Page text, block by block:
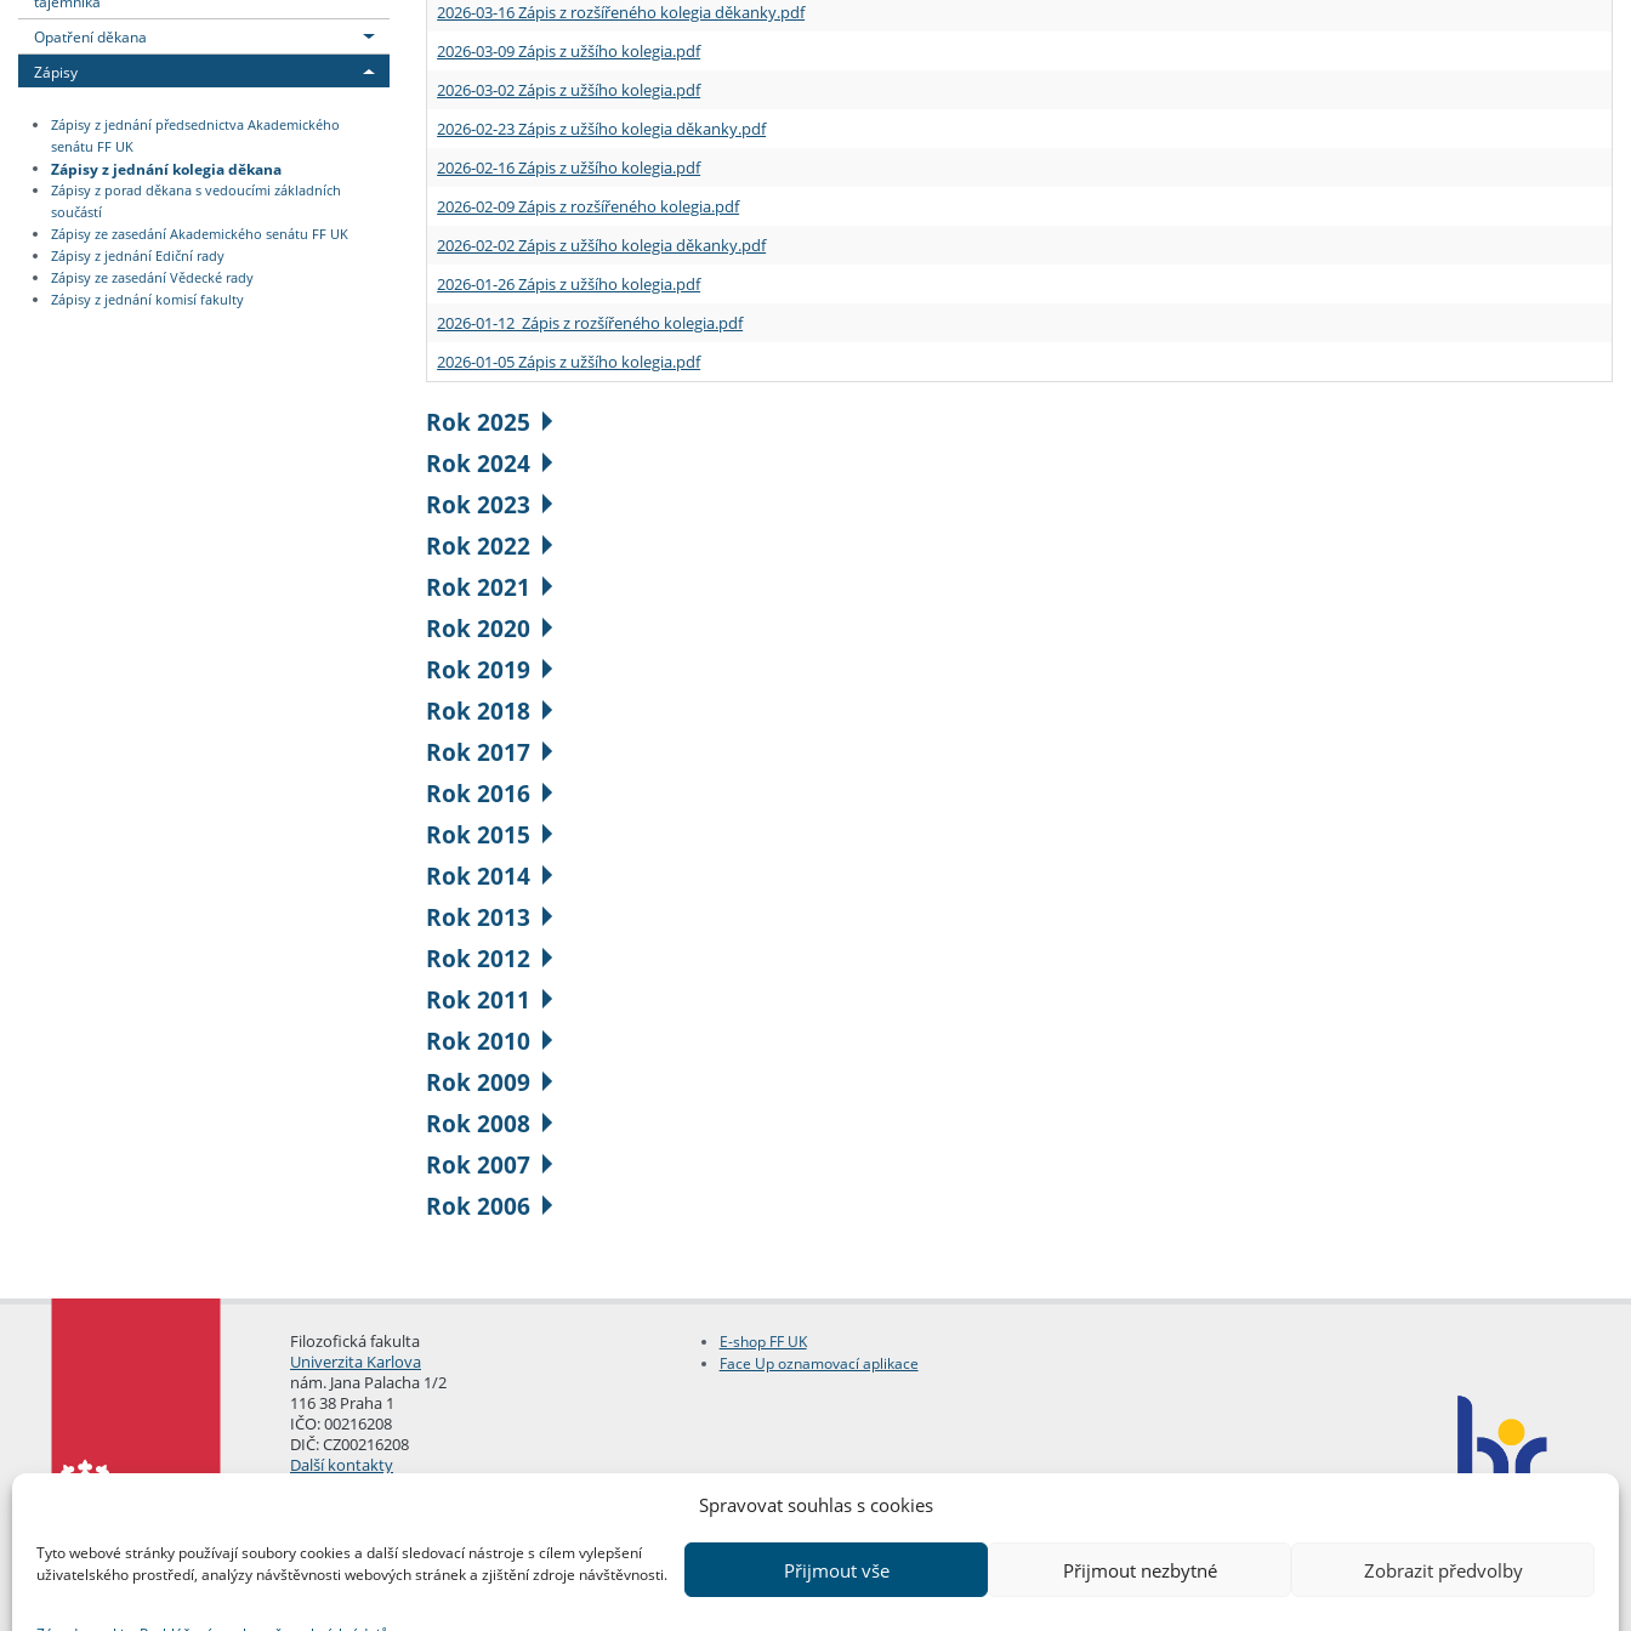
Spravovat souhlas s cookies
Tyto webové stránky používají soubory cookies a další sledovací nástroje s cílem vylepšení
uživatelského prostředí, analýzy návštěvnosti webových stránek a zjištění zdroje návštěvnosti.
Přijmout vše Přijmout nezbytné Zobrazit předvolby
Opatření děkana
Zápisy
Zápisy z jednání předsednictva Akademického
senátu FF UK
Zápisy z jednání kolegia děkana
Zápisy z porad děkana s vedoucími základních
součástí
Zápisy ze zasedání Akademického senátu FF UK
Zápisy z jednání Ediční rady
Zápisy ze zasedání Vědecké rady
Zápisy z jednání komisí fakulty
2026-03-16 Zápis z rozšířeného kolegia děkanky.pdf
2026-03-09 Zápis z užšího kolegia.pdf
2026-03-02 Zápis z užšího kolegia.pdf
2026-02-23 Zápis z užšího kolegia děkanky.pdf
2026-02-16 Zápis z užšího kolegia.pdf
2026-02-09 Zápis z rozšířeného kolegia.pdf
2026-02-02 Zápis z užšího kolegia děkanky.pdf
2026-01-26 Zápis z užšího kolegia.pdf
2026-01-12 Zápis z rozšířeného kolegia.pdf
2026-01-05 Zápis z užšího kolegia.pdf
Rok 2025
Rok 2024
Rok 2023
Rok 2022
Rok 2021
Rok 2020
Rok 2019
Rok 2018
Rok 2017
Rok 2016
Rok 2015
Rok 2014
Rok 2013
Rok 2012
Rok 2011
Rok 2010
Rok 2009
Rok 2008
Rok 2007
Rok 2006
Filozofická fakulta
Univerzita Karlova
nám. Jana Palacha 1/2
116 38 Praha 1
IČO: 00216208
DIČ: CZ00216208
Další kontakty
E-shop FF UK
Face Up oznamovací aplikace